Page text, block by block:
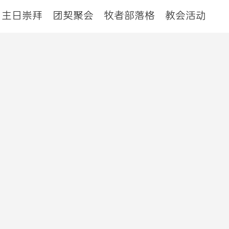
主日崇拜 团契聚会 牧者部落格 教会活动